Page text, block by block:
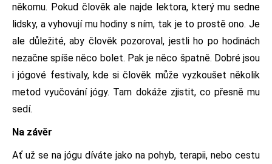
někomu. Pokud člověk ale najde lektora, který mu sedne
lidsky, a vyhovují mu hodiny s ním, tak je to prostě ono. Je
ale důležité, aby člověk pozoroval, jestli ho po hodinách
nezačne spíše něco bolet. Pak je něco špatně. Dobré jsou
i jógové festivaly, kde si člověk může vyzkoušet několik
metod vyučování jógy. Tam dokáže zjistit, co přesně mu
sedí.
Na závěr
Ať už se na jógu díváte jako na pohyb, terapii, nebo cestu